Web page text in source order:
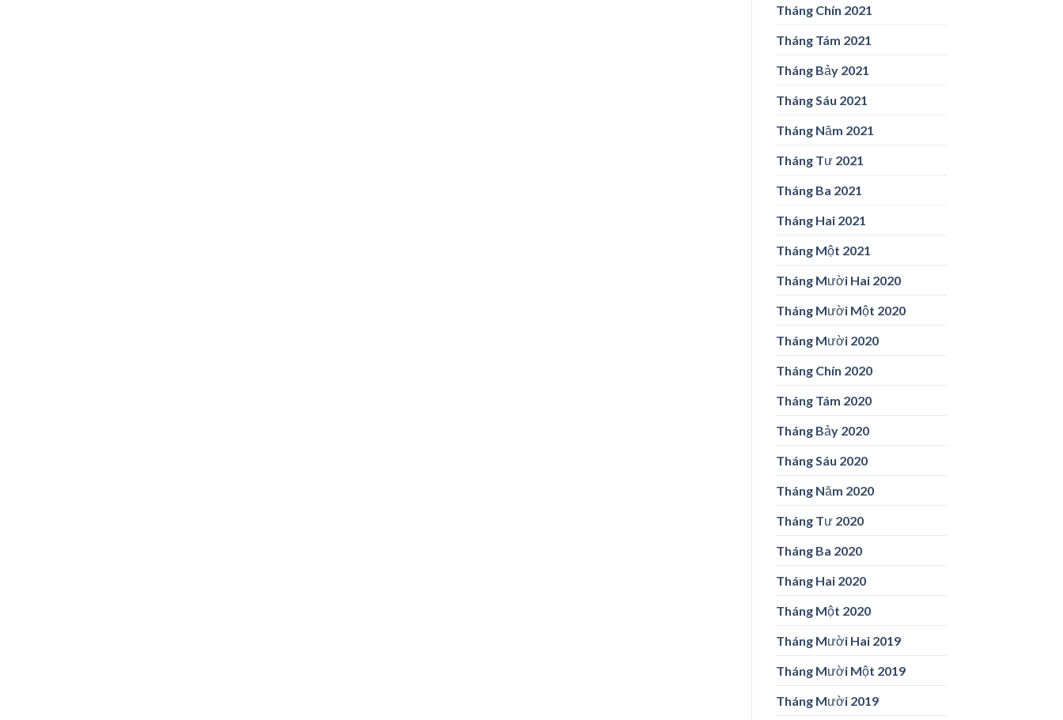
Tháng Chín 2021
Tháng Tám 2021
Tháng Bảy 2021
Tháng Sáu 2021
Tháng Năm 2021
Tháng Tư 2021
Tháng Ba 2021
Tháng Hai 2021
Tháng Một 2021
Tháng Mười Hai 2020
Tháng Mười Một 2020
Tháng Mười 2020
Tháng Chín 2020
Tháng Tám 2020
Tháng Bảy 2020
Tháng Sáu 2020
Tháng Năm 2020
Tháng Tư 2020
Tháng Ba 2020
Tháng Hai 2020
Tháng Một 2020
Tháng Mười Hai 2019
Tháng Mười Một 2019
Tháng Mười 2019